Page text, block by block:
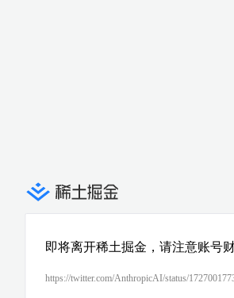
即将离开稀土掘金，请注意账号
https://twitter.com/AnthropicAI/status/